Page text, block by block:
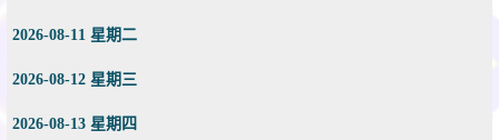
2026-08-11 星期二
2026-08-12 星期三
2026-08-13 星期四